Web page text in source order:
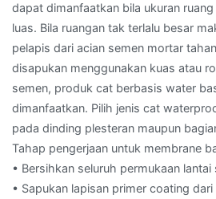
dapat dimanfaatkan bila ukuran
luas. Bila ruangan tak terlalu besar
pelapis dari acian semen mortar
disapukan menggunakan kuas atau
semen, produk cat berbasis water
dimanfaatkan. Pilih jenis cat
pada dinding plesteran maupun
Tahap pengerjaan untuk membrane
• Bersihkan seluruh permukaan
• Sapukan lapisan primer coating